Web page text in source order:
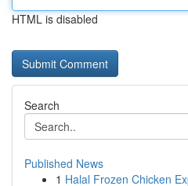
HTML is disabled
Search
Published News
1 Halal Frozen Chicken